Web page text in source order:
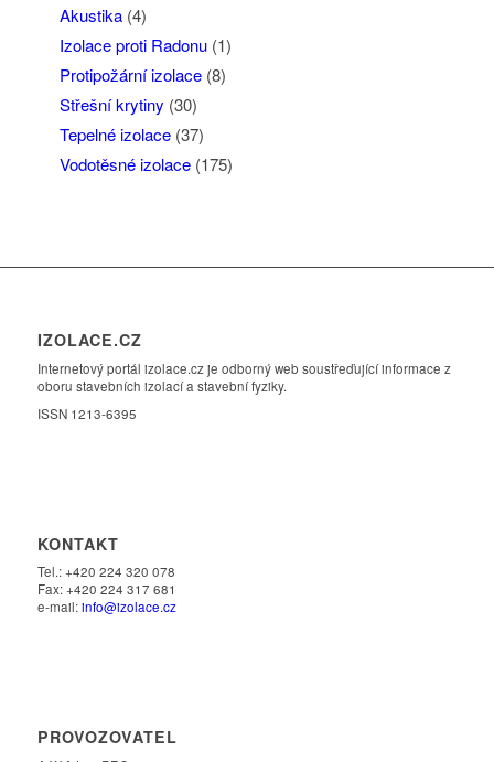
Akustika(4)
Izolace proti Radonu(1)
Protipožární izolace(8)
Střešní krytiny (30)
Tepelné izolace(37)
Vodotěsné izolace(175)
IZOLACE.CZ
Internetový portál izolace.cz je odborný web soustřeďující informace z
oboru stavebních izolací a stavební fyziky.
ISSN 1213-6395
KONTAKT
Tel.: +420 224 320 078
Fax: +420 224 317 681
e-mail:info@izolace.cz
PROVOZOVATEL